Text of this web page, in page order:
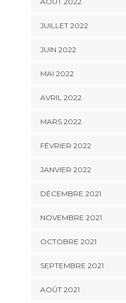
JUILLET 2022
JUIN 2022
MAI 2022
AVRIL 2022
MARS 2022
FÉVRIER 2022
JANVIER 2022
DÉCEMBRE 2021
NOVEMBRE 2021
OCTOBRE 2021
SEPTEMBRE 2021
AOÛT 2021